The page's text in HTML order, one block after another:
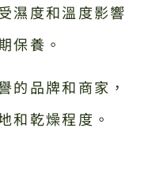
濕度和溫度影響
保養。
的品牌和商家，
和乾燥程度。